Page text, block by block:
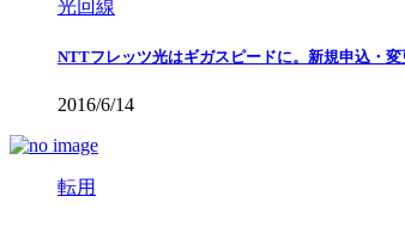
光回線
NTTフレッツ光はギガスピードに。新規申込・変
2016/6/14
転用